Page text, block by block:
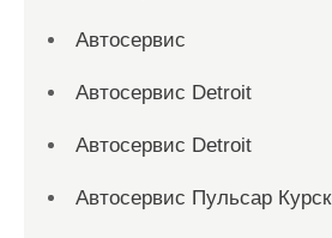
Автосервис
Автосервис Detroit
Автосервис Detroit
Автосервис Пульсар Курск